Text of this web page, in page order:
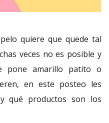
quiere que quede tal
veces no es posible y
pone amarillo patito o
en este posteo les
qué productos son los